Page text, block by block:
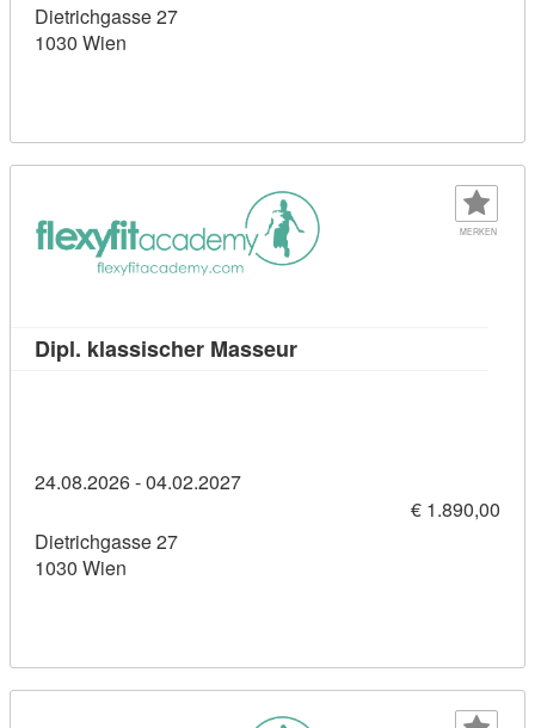
Dietrichgasse 27
1030 Wien
MERKEN
Dipl. klassischer MasseurKursdetail: Dipl.
24.08.2026 - 04.02.2027
€ 1.890,00
Dietrichgasse 27
1030 Wien